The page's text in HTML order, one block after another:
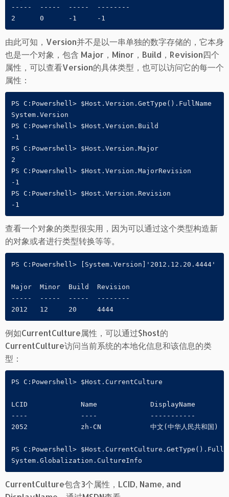
-----  -----  -----  --------
2      0      -1     -1
由此可知，Version并不是以一串单独的数字存储的，它本身
也是一个对象，包含 Major，Minor，Build，Revision四个
属性，可以查看Version的具体类型，也可以访问它的每一个
属性：
PS C:Powershell> $Host.Version.GetType().FullName
System.Version
PS C:Powershell> $Host.Version.Build
-1
PS C:Powershell> $Host.Version.Major
2
PS C:Powershell> $Host.Version.MajorRevision
-1
PS C:Powershell> $Host.Version.Revision
-1
查看一个对象的类型很实用，因为可以通过这个类型构造新
的对象或者进行类型转换等等。
PS C:Powershell> [System.Version]'2012.12.20.4444'
Major  Minor  Build  Revision
-----  -----  -----  --------
2012   12     20     4444
例如CurrentCulture属性，可以通过$host的
CurrentCulture访问当前系统的本地化信息和该信息的类
型：
PS C:Powershell> $Host.CurrentCulture
LCID             Name             DisplayName
----             ----             -----------
2052             zh-CN            中文(中华人民共和国)
PS C:Powershell>
System.Globalization.CultureInfo
CurrentCulture包含3个属性，LCID, Name, and